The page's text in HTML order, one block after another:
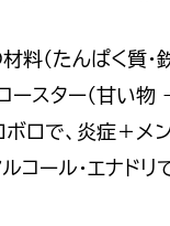
料（たんぱく質・
ースター（甘い
ロで、炎症＋メ
ルコール・エナド